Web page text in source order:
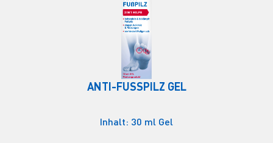
ANTI-FUSSPILZ GEL
Inhalt: 30 ml Gel